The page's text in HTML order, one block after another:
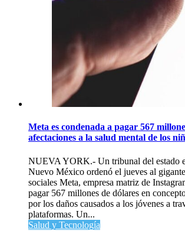
Meta es condenada a pagar 567
afectaciones a la salud mental de los
NUEVA YORK.- Un tribunal del estado
Nuevo México ordenó el jueves al
sociales Meta, empresa matriz de
pagar 567 millones de dólares en
por los daños causados a los jóvenes a
plataformas. Un...
Salud y Tecnología